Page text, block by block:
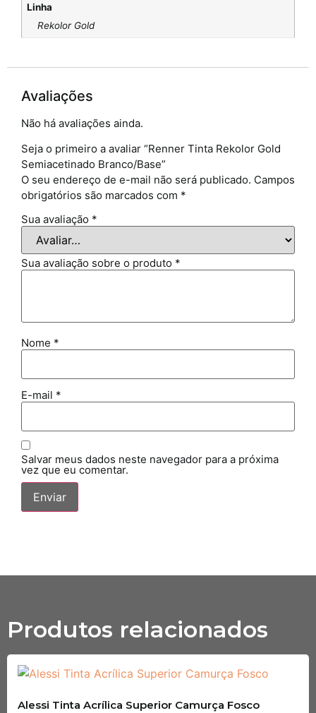
Linha
Rekolor Gold
Avaliações
Não há avaliações ainda.
Seja o primeiro a avaliar “Renner Tinta Rekolor Gold
Semiacetinado Branco/Base”
O seu endereço de e-mail não será publicado. Campos
obrigatórios são marcados com *
Sua avaliação *
Sua avaliação sobre o produto *
Nome *
E-mail *
Salvar meus dados neste navegador para a próxima
vez que eu comentar.
Produtos relacionados
Alessi Tinta Acrílica Superior Camurça Fosco